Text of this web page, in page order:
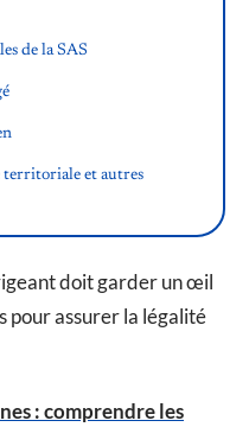
de la SAS
et autres
doit garder un œil
pour assurer la légalité
: comprendre les